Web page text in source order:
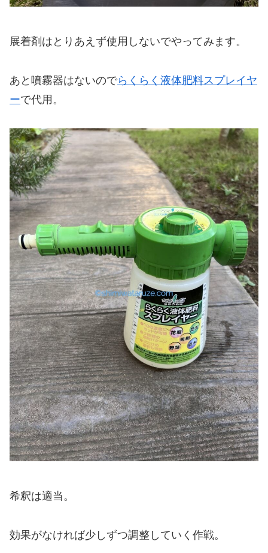
展着剤はとりあえず使用しないでやってみます。
あと噴霧器はないのでらくらく液体肥料スプレイヤ
ーで代用。
希釈は適当。
効果がなければ少しずつ調整していく作戦。